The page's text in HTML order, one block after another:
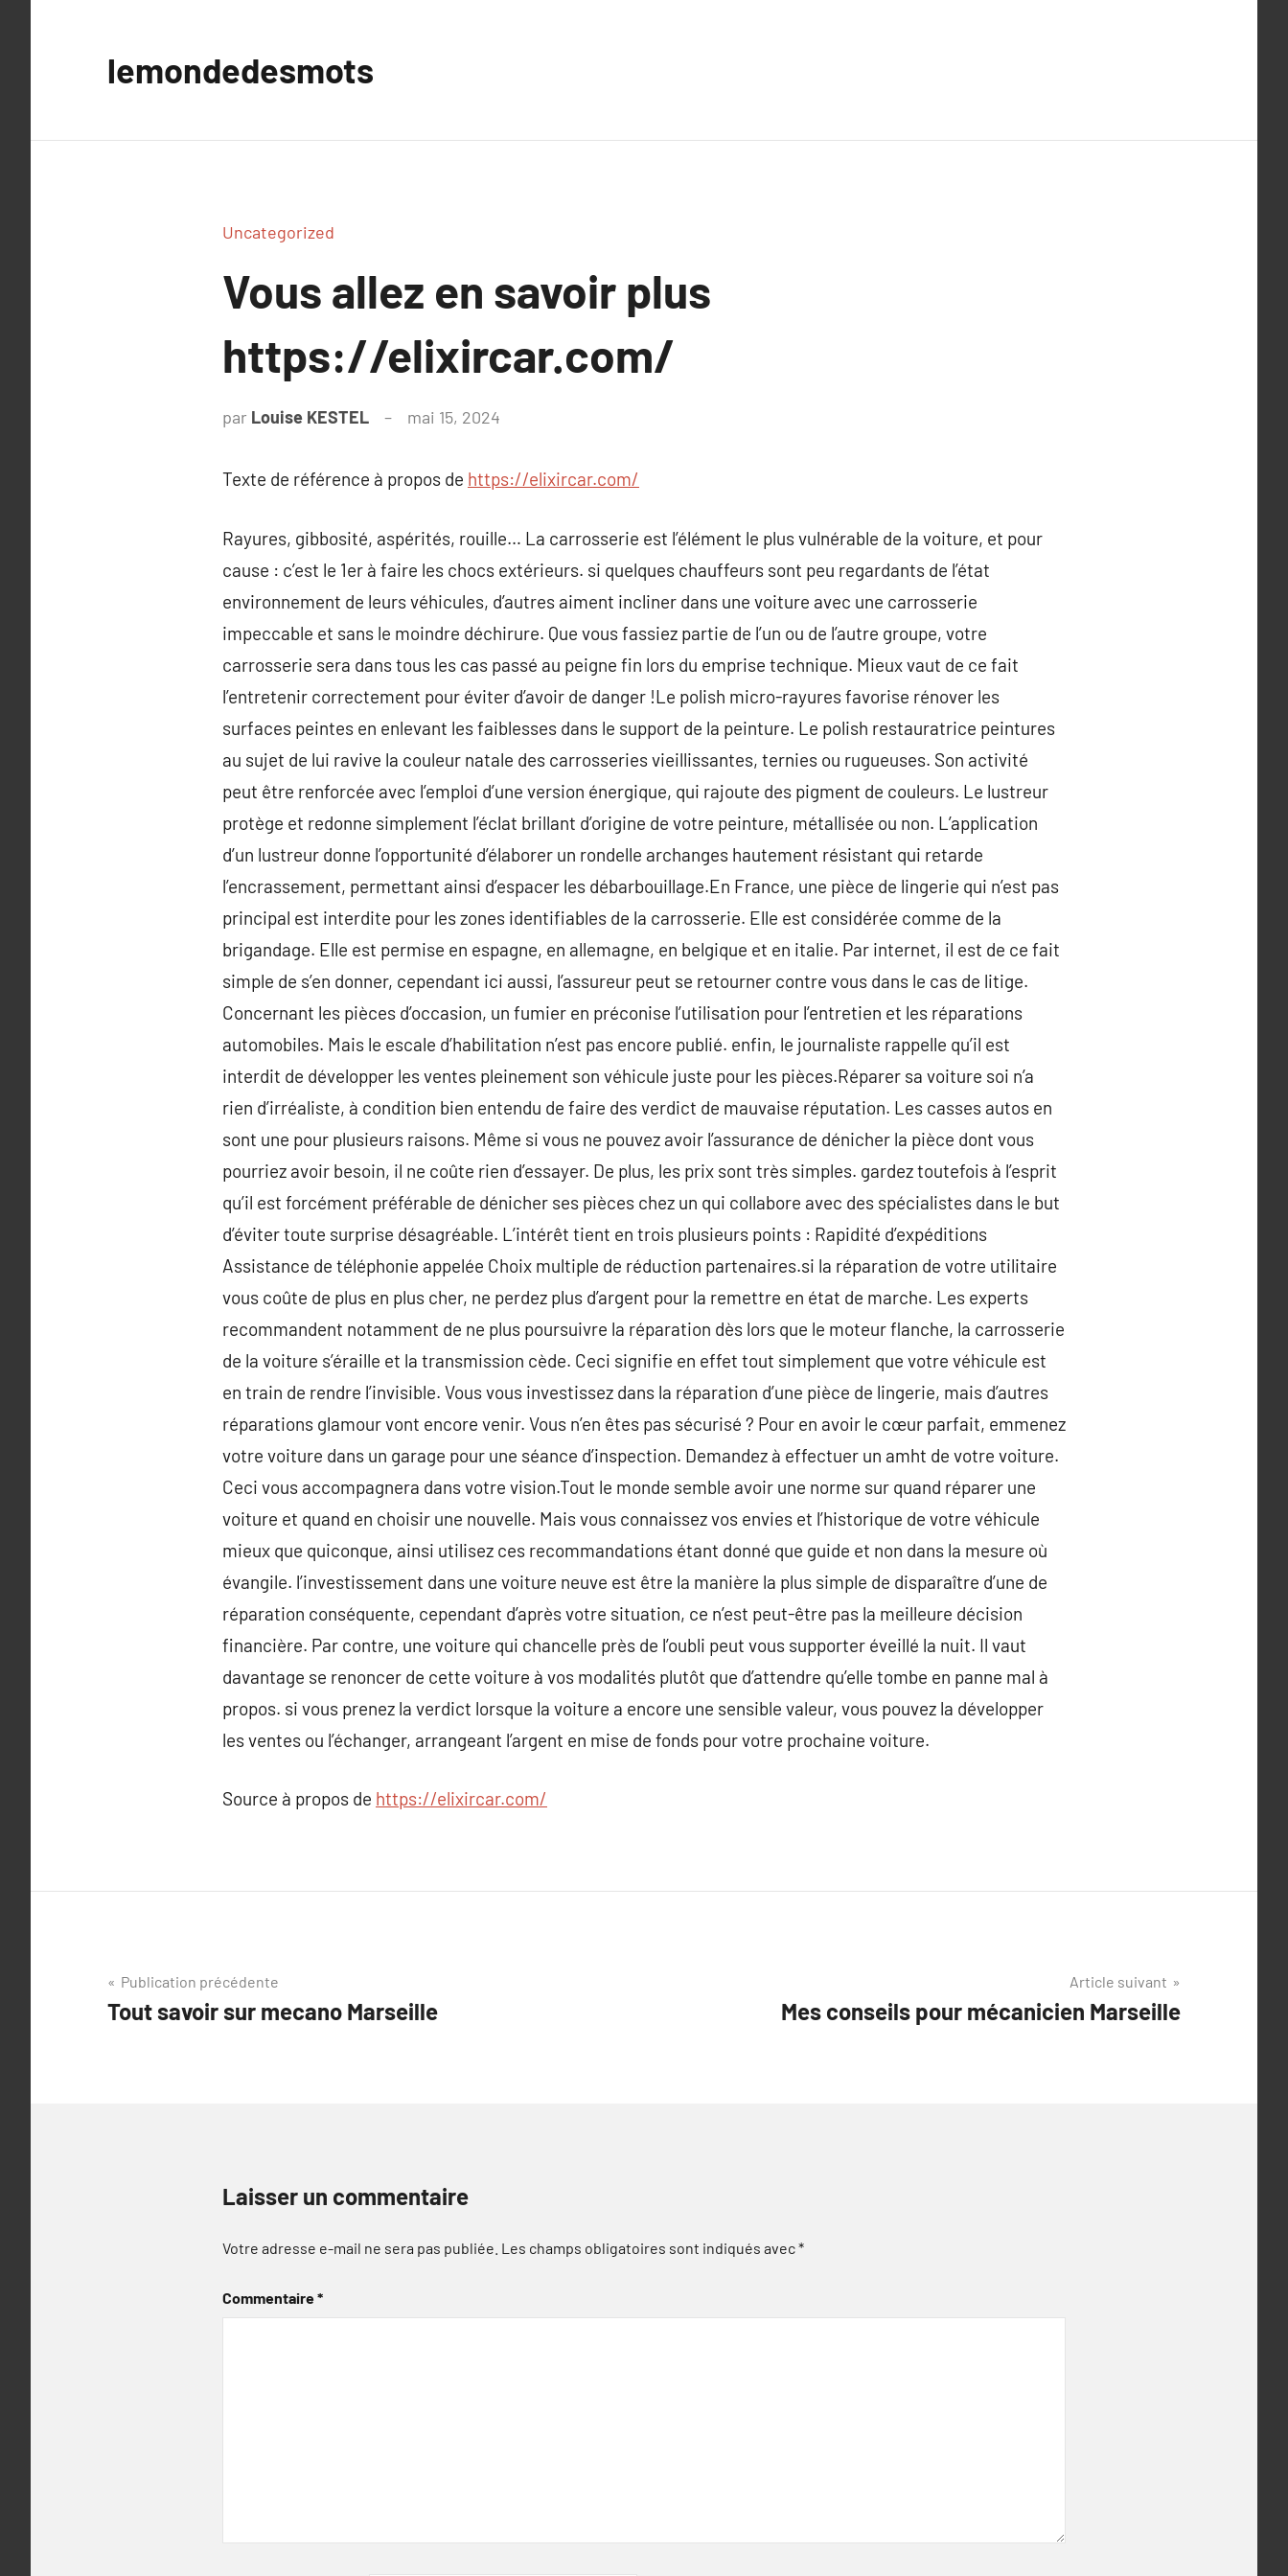
lemondedesmots
Uncategorized
Vous allez en savoir plus
https://elixircar.com/
par Louise KESTEL mai 15, 2024
Texte de référence à propos de https://elixircar.com/
Rayures, gibbosité, aspérités, rouille… La carrosserie est l’élément le plus vulnérable de la voiture, et pour
cause : c’est le 1er à faire les chocs extérieurs. si quelques chauffeurs sont peu regardants de l’état
environnement de leurs véhicules, d’autres aiment incliner dans une voiture avec une carrosserie
impeccable et sans le moindre déchirure. Que vous fassiez partie de l’un ou de l’autre groupe, votre
carrosserie sera dans tous les cas passé au peigne fin lors du emprise technique. Mieux vaut de ce fait
l’entretenir correctement pour éviter d’avoir de danger !Le polish micro-rayures favorise rénover les
surfaces peintes en enlevant les faiblesses dans le support de la peinture. Le polish restauratrice peintures
au sujet de lui ravive la couleur natale des carrosseries vieillissantes, ternies ou rugueuses. Son activité
peut être renforcée avec l’emploi d’une version énergique, qui rajoute des pigment de couleurs. Le lustreur
protège et redonne simplement l’éclat brillant d’origine de votre peinture, métallisée ou non. L’application
d’un lustreur donne l’opportunité d’élaborer un rondelle archanges hautement résistant qui retarde
l’encrassement, permettant ainsi d’espacer les débarbouillage.En France, une pièce de lingerie qui n’est pas
principal est interdite pour les zones identifiables de la carrosserie. Elle est considérée comme de la
brigandage. Elle est permise en espagne, en allemagne, en belgique et en italie. Par internet, il est de ce fait
simple de s’en donner, cependant ici aussi, l’assureur peut se retourner contre vous dans le cas de litige.
Concernant les pièces d’occasion, un fumier en préconise l’utilisation pour l’entretien et les réparations
automobiles. Mais le escale d’habilitation n’est pas encore publié. enfin, le journaliste rappelle qu’il est
interdit de développer les ventes pleinement son véhicule juste pour les pièces.Réparer sa voiture soi n’a
rien d’irréaliste, à condition bien entendu de faire des verdict de mauvaise réputation. Les casses autos en
sont une pour plusieurs raisons. Même si vous ne pouvez avoir l’assurance de dénicher la pièce dont vous
pourriez avoir besoin, il ne coûte rien d’essayer. De plus, les prix sont très simples. gardez toutefois à l’esprit
qu’il est forcément préférable de dénicher ses pièces chez un qui collabore avec des spécialistes dans le but
d’éviter toute surprise désagréable. L’intérêt tient en trois plusieurs points : Rapidité d’expéditions
Assistance de téléphonie appelée Choix multiple de réduction partenaires.si la réparation de votre utilitaire
vous coûte de plus en plus cher, ne perdez plus d’argent pour la remettre en état de marche. Les experts
recommandent notamment de ne plus poursuivre la réparation dès lors que le moteur flanche, la carrosserie
de la voiture s’éraille et la transmission cède. Ceci signifie en effet tout simplement que votre véhicule est
en train de rendre l’invisible. Vous vous investissez dans la réparation d’une pièce de lingerie, mais d’autres
réparations glamour vont encore venir. Vous n’en êtes pas sécurisé ? Pour en avoir le cœur parfait, emmenez
votre voiture dans un garage pour une séance d’inspection. Demandez à effectuer un amht de votre voiture.
Ceci vous accompagnera dans votre vision.Tout le monde semble avoir une norme sur quand réparer une
voiture et quand en choisir une nouvelle. Mais vous connaissez vos envies et l’historique de votre véhicule
mieux que quiconque, ainsi utilisez ces recommandations étant donné que guide et non dans la mesure où
évangile. l’investissement dans une voiture neuve est être la manière la plus simple de disparaître d’une de
réparation conséquente, cependant d’après votre situation, ce n’est peut-être pas la meilleure décision
financière. Par contre, une voiture qui chancelle près de l’oubli peut vous supporter éveillé la nuit. Il vaut
davantage se renoncer de cette voiture à vos modalités plutôt que d’attendre qu’elle tombe en panne mal à
propos. si vous prenez la verdict lorsque la voiture a encore une sensible valeur, vous pouvez la développer
les ventes ou l’échanger, arrangeant l’argent en mise de fonds pour votre prochaine voiture.
Source à propos de https://elixircar.com/
Navigation
de
Publication précédente
Tout savoir sur mecano Marseille
Article suivant
Mes conseils pour mécanicien Marseille
Laisser un commentaire
Votre adresse e-mail ne sera pas publiée. Les champs obligatoires sont indiqués avec*
Commentaire*